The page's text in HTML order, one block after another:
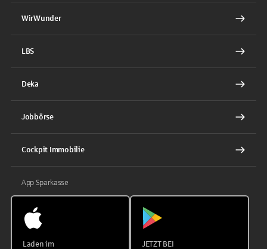
WirWunder
LBS
Deka
Jobbörse
Cockpit Immobilie
App Sparkasse
Laden im JETZT BEI